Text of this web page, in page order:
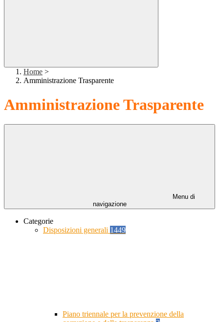
Home >
Amministrazione Trasparente
Amministrazione Trasparente
Menu di
navigazione
Categorie
Disposizioni generali 1449
Piano triennale per la prevenzione della